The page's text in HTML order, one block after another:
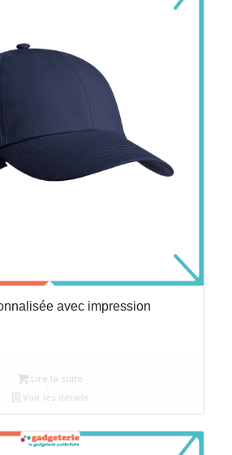
avec impression
Lire la suite
Voir les détails